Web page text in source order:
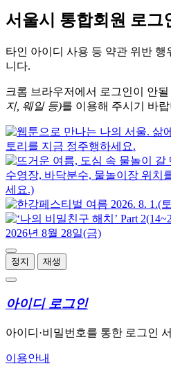
서울시 통합회원 로그
타인 아이디 사용 등 약관 위반 행
니다.
크롬 브라우저에서 로그인이 안될
지, 웨일 등)를 이용해 주시기 바
정지 재생
아이디 로그인
아이디·비밀번호를 통한 로그인
이용안내